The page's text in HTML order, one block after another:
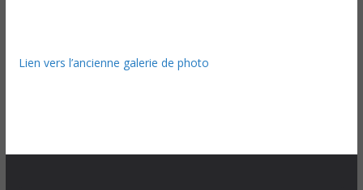
Lien vers l’ancienne galerie de photo